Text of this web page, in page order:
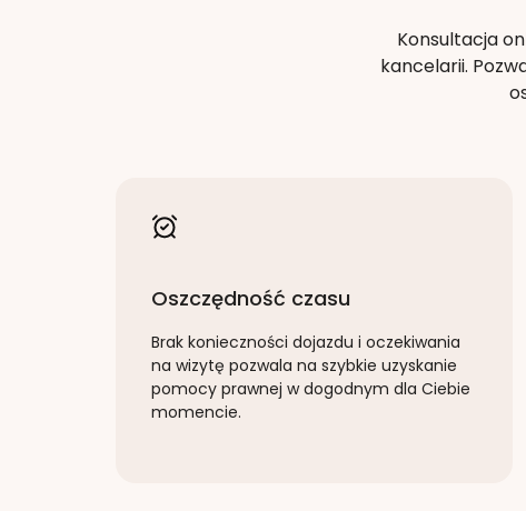
Konsultacja
kancelarii.
Oszczędność czasu
Brak konieczności dojazdu i oczekiwania
na wizytę pozwala na szybkie uzyskanie
pomocy prawnej w dogodnym dla Ciebie
momencie.